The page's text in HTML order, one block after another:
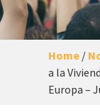
Home/
a la
Europa –